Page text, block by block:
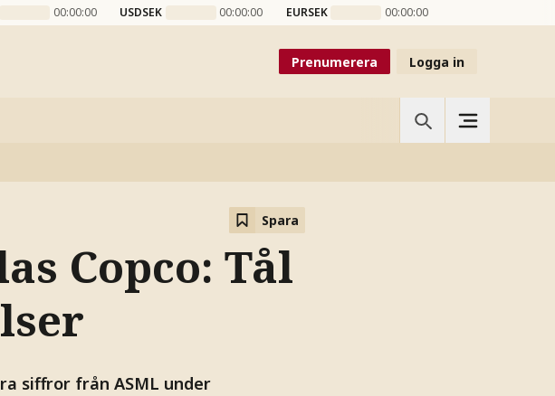
00:00:00 USDSEK 00:00:00 EURSEK 00:00:00
Prenumerera Logga in
Spara
Copco: Tål
siffror från ASML under